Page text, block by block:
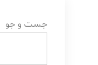
جست و جو